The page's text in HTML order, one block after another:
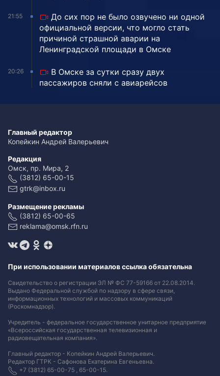
21:55
До сих пор не было озвучено ни одной
официальной версии, что могло стать
причиной страшной аварии на
Ленинградской площади в Омске
20:26
В Омске за сутки сразу двух
пассажиров сняли с авиарейсов
Главный редактор
Копейкин Андрей Валерьевич
Редакция
Омск, пр. Мира, 2
(3812) 65-00-15
gtrk@inbox.ru
Размещение рекламы
(3812) 65-00-65
reklama@omsk.rfn.ru
При использовании материалов ссылка обязательна
Свидетельство о регистрации ЭЛ № ФС 77-59166 от 22.08.2014.
Выдано Федеральной службой по надзору в сфере связи,
информационных технологий и массовых коммуникаций
(Роскомнадзор).
Учредитель - федеральное государственное унитарное предприятие
«Всероссийская государственная телевизионная и
радиовещательная компания».
Главный редактор - Копейкин Андрей Валерьевич.
Редактор ГТРК - Сафонова Екатерина Евгеньевна.
+7 (3812) 65-00-75 , 65-00-15.